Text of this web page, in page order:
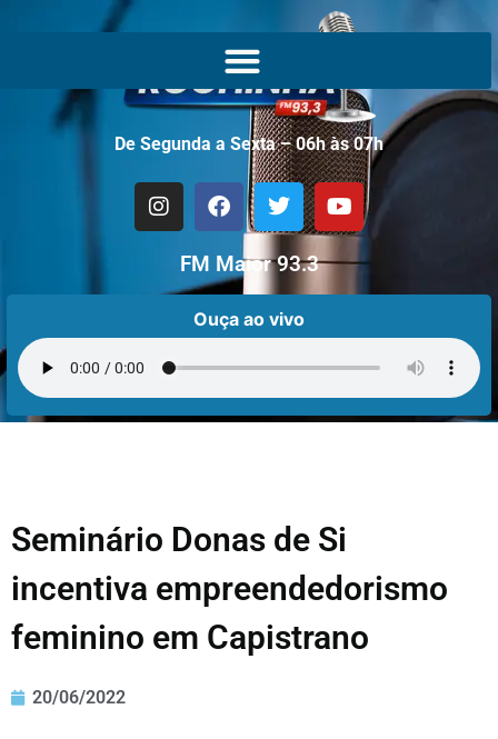
De Segunda a Sexta – 06h às 07h
FM Maior 93.3
Ouça ao vivo
Seminário Donas de Si
incentiva empreendedorismo
feminino em Capistrano
20/06/2022